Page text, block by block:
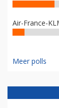
Air-France-
Meer polls